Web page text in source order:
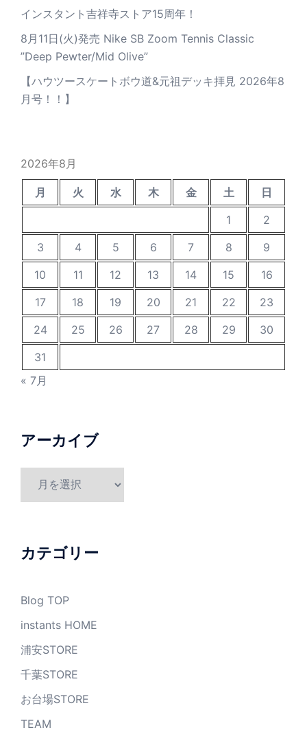
インスタント吉祥寺ストア15周年！
8月11日(火)発売 Nike SB Zoom Tennis Classic
”Deep Pewter/Mid Olive”
【ハウツースケートボウ道&元祖デッキ拝見 2026年8
月号！！】
2026年8月
月 火 水 木 金 土
日
1
2
3
4 5 6 7 8
9
10
11 12 13 14 15
16
17
18 19 20 21 22
23
24
25 26 27 28 29
30
31
« 7月
アーカイブ
ブ
カテゴリー
Blog TOP
instants HOME
浦安STORE
千葉STORE
お台場STORE
TEAM